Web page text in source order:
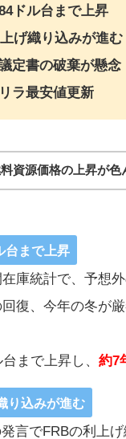
ドル台まで上昇
げ織り込みが進む
定書の破棄が懸念
ラ最安値更新
資源価格の上昇が色
台まで上昇
庫統計で、予想
復、今年の冬が
まで上昇し、約7
り込みが進む
言でFRBの利上